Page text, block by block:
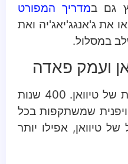
גם במדריך המפורט
את ג'אנגג'יאג'יה ואת
במסלול.
ועמק פאדה
הבירה ההיסטורית של טיוואן. 400 שנות
ויפנית שמשתקפות בכל
טיוואן, אפילו יותר